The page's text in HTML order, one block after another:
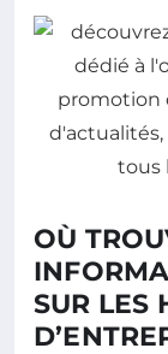
OÙ
SUR LES